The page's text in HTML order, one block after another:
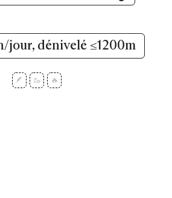
jour, dénivelé ≤1200m
🪶 🥾 🔥